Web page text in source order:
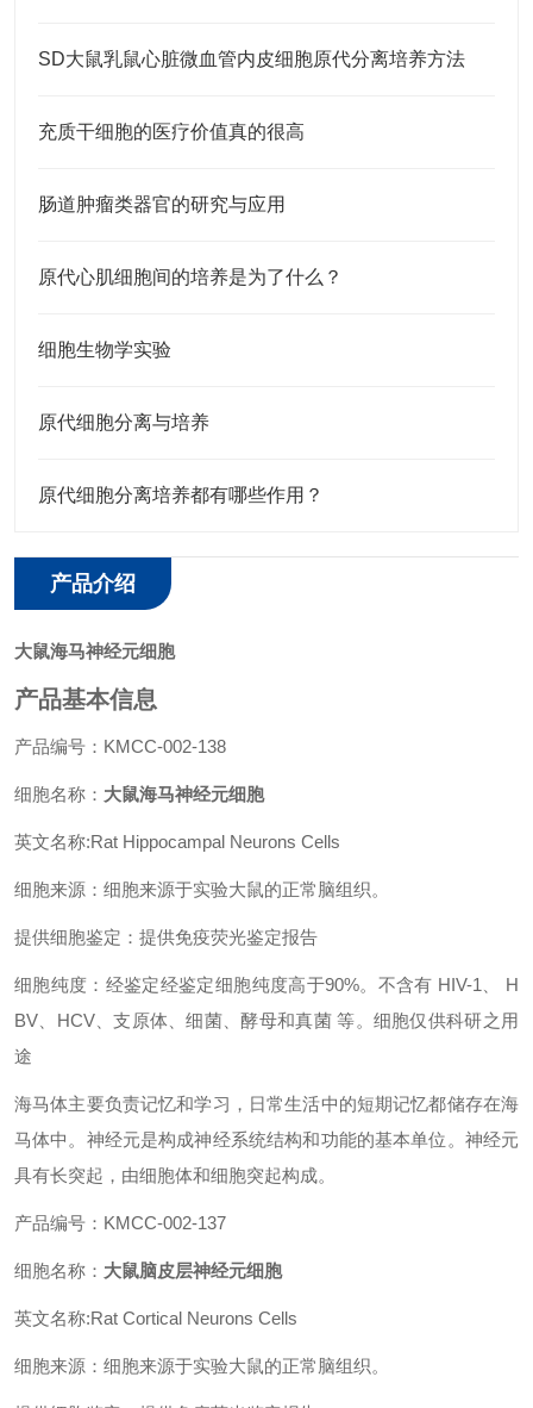
SD大鼠乳鼠心脏微血管内皮细胞原代分离培养方法
充质干细胞的医疗价值真的很高
肠道肿瘤类器官的研究与应用
原代心肌细胞间的培养是为了什么？
细胞生物学实验
原代细胞分离与培养
原代细胞分离培养都有哪些作用？
产品介绍
大鼠海马神经元细胞
产品基本信息
产品编号：KMCC-002-138
细胞名称： 大鼠海马神经元细胞
英文名称:Rat Hippocampal Neurons Cells
细胞来源：细胞来源于实验大鼠的正常脑组织。
提供细胞鉴定：提供免疫荧光鉴定报告
细胞纯度：经鉴定经鉴定细胞纯度高于90%。不含有 HIV-1、 H
BV、HCV、支原体、细菌、酵母和真菌 等。细胞仅供科研之用
途
海马体主要负责记忆和学习，日常生活中的短期记忆都储存在海
马体中。神经元是构成神经系统结构和功能的基本单位。神经元
具有长突起，由细胞体和细胞突起构成。
产品编号：KMCC-002-137
细胞名称： 大鼠脑皮层神经元细胞
英文名称:Rat Cortical Neurons Cells
细胞来源：细胞来源于实验大鼠的正常脑组织。